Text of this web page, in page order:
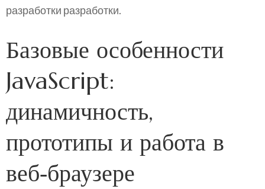
разработки разработки.
Базовые особенности
JavaScript:
динамичность,
прототипы и работа в
веб‑браузере